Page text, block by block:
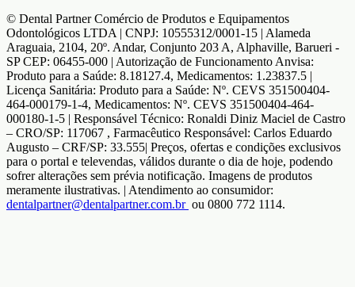
© Dental Partner Comércio de Produtos e Equipamentos
Odontológicos LTDA | CNPJ: 10555312/0001-15 | Alameda
Araguaia, 2104, 20º. Andar, Conjunto 203 A, Alphaville, Barueri -
SP CEP: 06455-000 | Autorização de Funcionamento Anvisa:
Produto para a Saúde: 8.18127.4, Medicamentos: 1.23837.5 |
Licença Sanitária: Produto para a Saúde: Nº. CEVS 351500404-
464-000179-1-4, Medicamentos: Nº. CEVS 351500404-464-
000180-1-5 | Responsável Técnico: Ronaldi Diniz Maciel de Castro
– CRO/SP: 117067 , Farmacêutico Responsável: Carlos Eduardo
Augusto – CRF/SP: 33.555| Preços, ofertas e condições exclusivos
para o portal e televendas, válidos durante o dia de hoje, podendo
sofrer alterações sem prévia notificação. Imagens de produtos
meramente ilustrativas. | Atendimento ao consumidor:
dentalpartner@dentalpartner.com.br ou 0800 772 1114.